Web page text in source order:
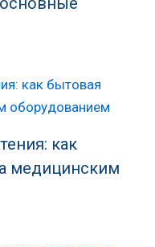
как
медицинским